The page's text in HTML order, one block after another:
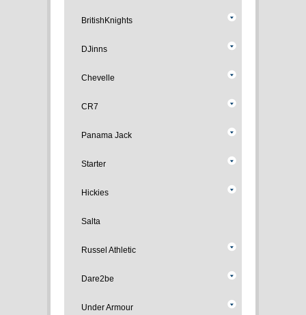
BritishKnights
DJinns
Chevelle
CR7
Panama Jack
Starter
Hickies
Salta
Russel Athletic
Dare2be
Under Armour